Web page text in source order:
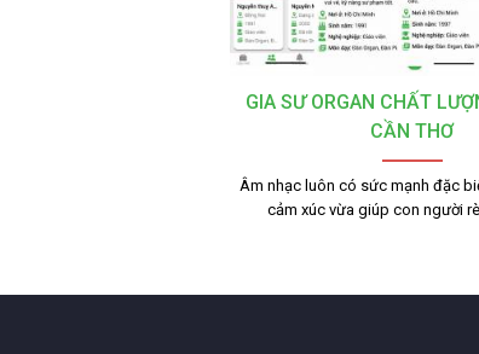
GIA SƯ ORGAN CHẤT
CẦN THƠ
Âm nhạc luôn có sức mạnh đặc
cảm xúc vừa giúp con người